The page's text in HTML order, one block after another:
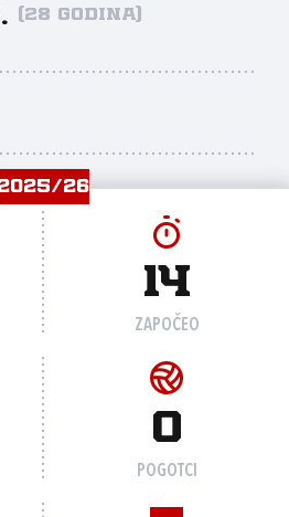
(28 godina)
26
14
ZAPOČEO
0
POGOTCI